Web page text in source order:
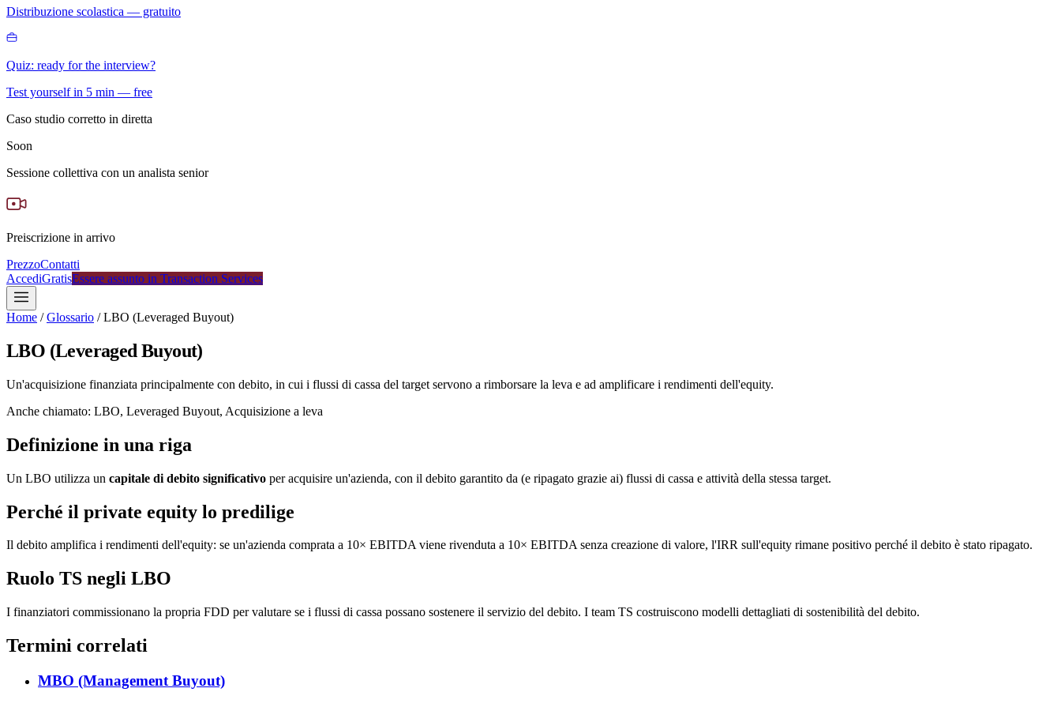
Distribuzione scolastica — gratuito
Quiz: ready for the interview?
Test yourself in 5 min — free
Caso studio corretto in diretta
Soon
Sessione collettiva con un analista senior
Preiscrizione in arrivo
PrezzoContatti
AccediGratisEssere assunto in Transaction Services
Home /Glossario /LBO (Leveraged Buyout)
LBO (Leveraged Buyout)
Un'acquisizione finanziata principalmente con debito, in cui i flussi di cassa del target servono a rimborsare la leva e ad amplificare i rendimenti dell'equity.
Anche chiamato: LBO, Leveraged Buyout, Acquisizione a leva
Definizione in una riga
Un LBO utilizza un capitale di debito significativo per acquisire un'azienda, con il debito garantito da (e ripagato grazie ai) flussi di cassa e attività della stessa target.
Perché il private equity lo predilige
Il debito amplifica i rendimenti dell'equity: se un'azienda comprata a 10× EBITDA viene rivenduta a 10× EBITDA senza creazione di valore, l'IRR sull'equity rimane positivo perché il debito è stato ripagato.
Ruolo TS negli LBO
I finanziatori commissionano la propria FDD per valutare se i flussi di cassa possano sostenere il servizio del debito. I team TS costruiscono modelli dettagliati di sostenibilità del debito.
Termini correlati
MBO (Management Buyout)